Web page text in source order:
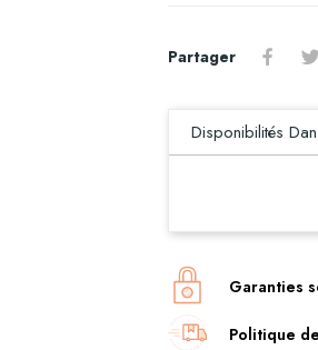
Partager
Disponibilités
Garanties
Politique